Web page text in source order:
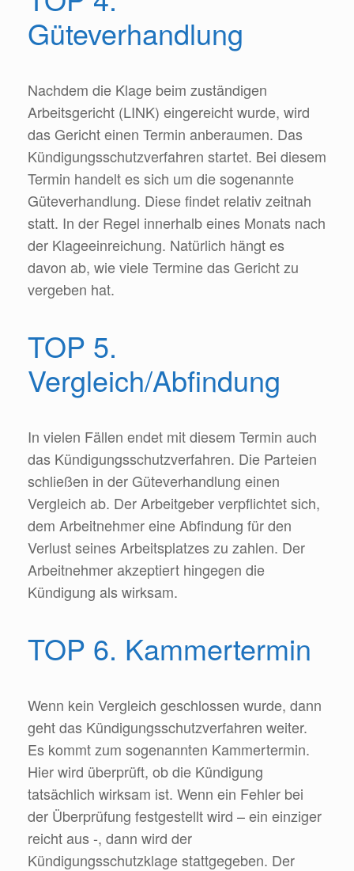
Güteverhandlung
Nachdem die Klage beim zuständigen
Arbeitsgericht (LINK) eingereicht wurde, wird
das Gericht einen Termin anberaumen. Das
Kündigungsschutzverfahren startet. Bei diesem
Termin handelt es sich um die sogenannte
Güteverhandlung. Diese findet relativ zeitnah
statt. In der Regel innerhalb eines Monats nach
der Klageeinreichung. Natürlich hängt es
davon ab, wie viele Termine das Gericht zu
vergeben hat.
TOP 5.
Vergleich/Abfindung
In vielen Fällen endet mit diesem Termin auch
das Kündigungsschutzverfahren. Die Parteien
schließen in der Güteverhandlung einen
Vergleich ab. Der Arbeitgeber verpflichtet sich,
dem Arbeitnehmer eine Abfindung für den
Verlust seines Arbeitsplatzes zu zahlen. Der
Arbeitnehmer akzeptiert hingegen die
Kündigung als wirksam.
TOP 6. Kammertermin
Wenn kein Vergleich geschlossen wurde, dann
geht das Kündigungsschutzverfahren weiter.
Es kommt zum sogenannten Kammertermin.
Hier wird überprüft, ob die Kündigung
tatsächlich wirksam ist. Wenn ein Fehler bei
der Überprüfung festgestellt wird – ein einziger
reicht aus -, dann wird der
Kündigungsschutzklage stattgegeben. Der